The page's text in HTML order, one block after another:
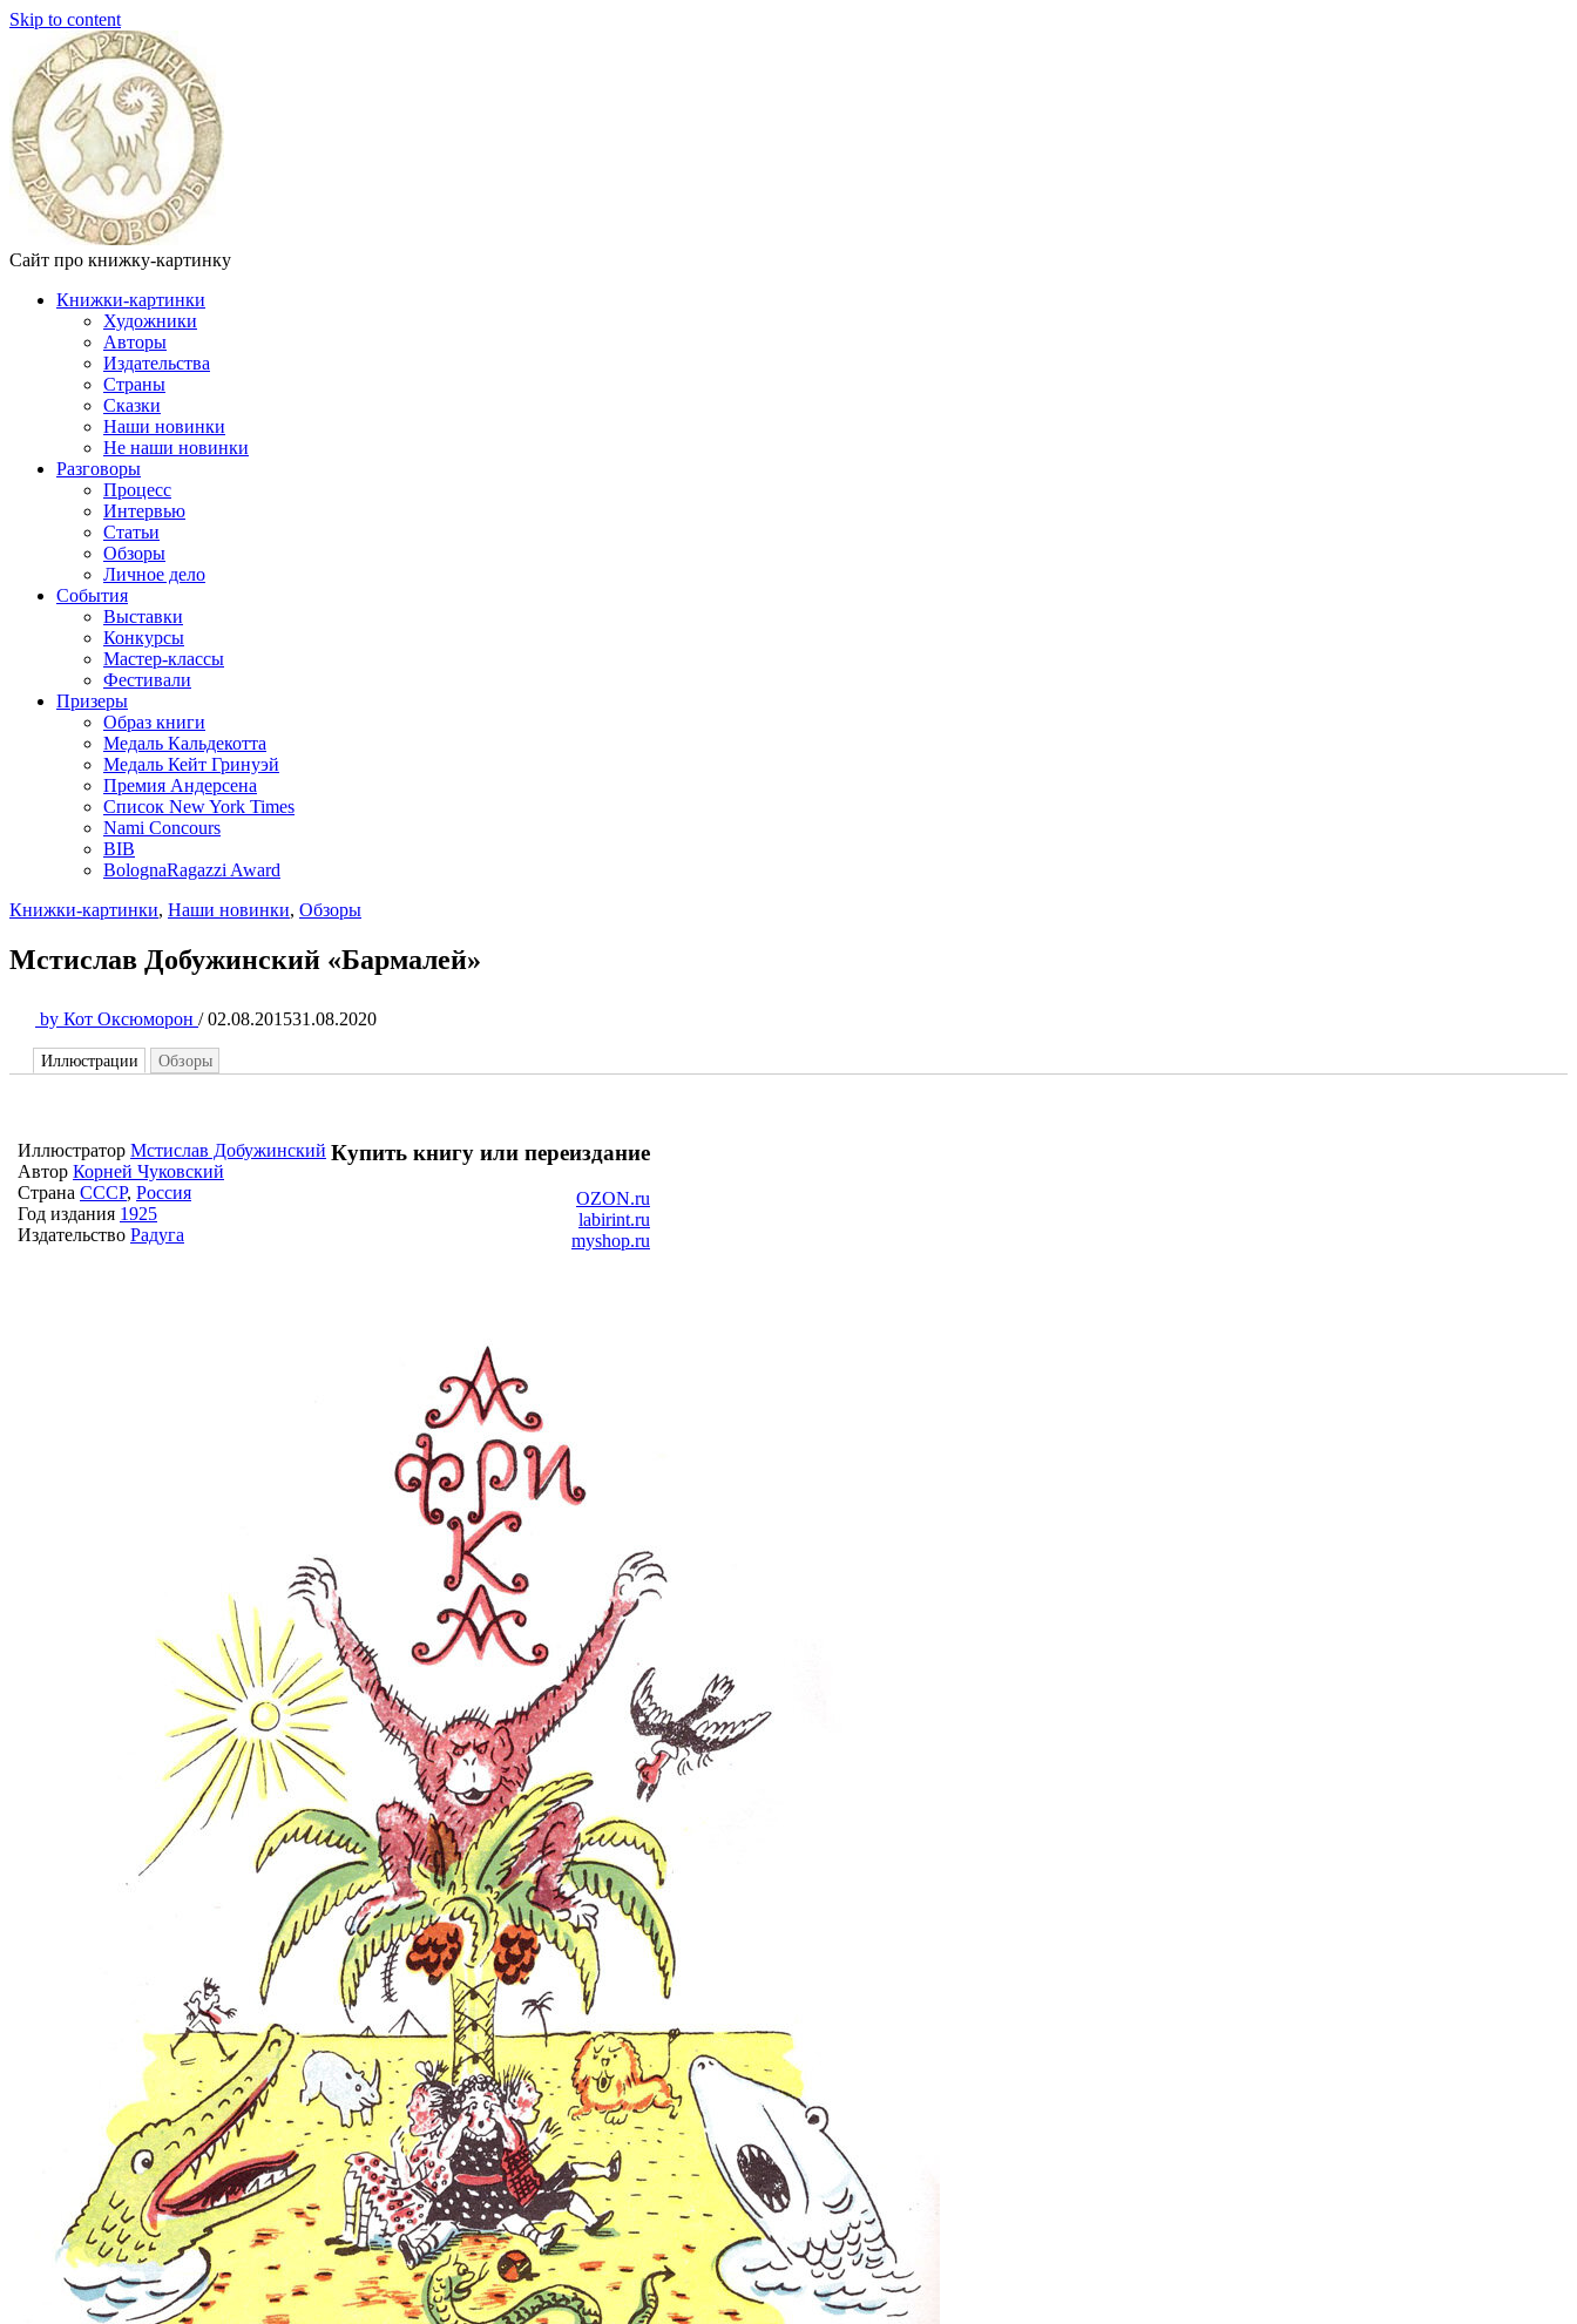
Skip to content
Сайт про книжку-картинку
Книжки-картинки
Художники
Авторы
Издательства
Страны
Сказки
Наши новинки
Не наши новинки
Разговоры
Процесс
Интервью
Статьи
Обзоры
Личное дело
События
Выставки
Конкурсы
Мастер-классы
Фестивали
Призеры
Образ книги
Медаль Кальдекотта
Медаль Кейт Гринуэй
Премия Андерсена
Список New York Times
Nami Concours
BIB
BolognaRagazzi Award
Книжки-картинки, Наши новинки, Обзоры
Мстислав Добужинский «Бармалей»
by Кот Оксюморон / 02.08.201531.08.2020
Иллюстрации Обзоры
Иллюстратор Мстислав Добужинский
Автор Корней Чуковский
Страна СССР, Россия
Год издания 1925
Издательство Радуга
Купить книгу или переиздание
OZON.ru
labirint.ru
myshop.ru